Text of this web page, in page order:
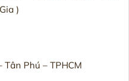
)
Tân Phú – TPHCM